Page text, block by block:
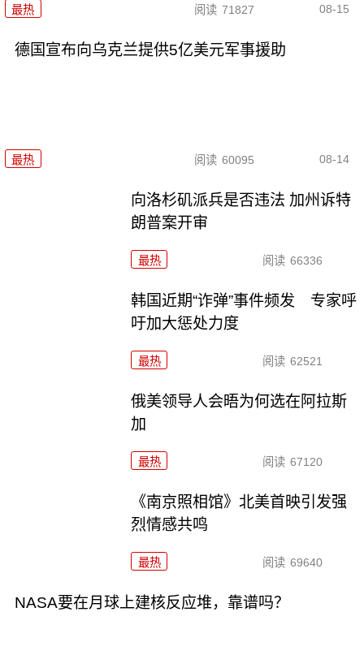
最热 阅读 71827 08-15
德国宣布向乌克兰提供5亿美元军事援助
最热 阅读 60095 08-14
向洛杉矶派兵是否违法 加州诉特
朗普案开审
最热 阅读 66336
韩国近期“诈弹”事件频发 专家呼
吁加大惩处力度
最热 阅读 62521
俄美领导人会晤为何选在阿拉斯
加
最热 阅读 67120
《南京照相馆》北美首映引发强
烈情感共鸣
最热 阅读 69640
NASA要在月球上建核反应堆，靠谱吗？